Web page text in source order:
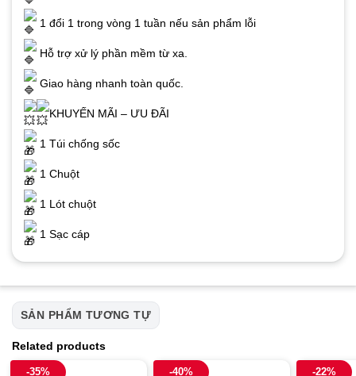
1 đổi 1 trong vòng 1 tuần nếu sản phẩm lỗi
Hỗ trợ xử lý phần mềm từ xa.
Giao hàng nhanh toàn quốc.
KHUYẾN MÃI – ƯU ĐÃI
1 Túi chống sốc
1 Chuột
1 Lót chuột
1 Sạc cáp
SẢN PHẨM TƯƠNG TỰ
Related products
-35% -40% -22%